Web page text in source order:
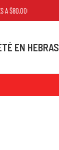
TÉ EN HEBRAS